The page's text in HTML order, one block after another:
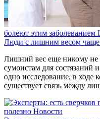
болеют этим заболеванием
Люди с лишним весом чаще
Лишний вес еще никому не
сумоистам для состязаний
одно исследование, в ходе
существует связь между
полезно Новости